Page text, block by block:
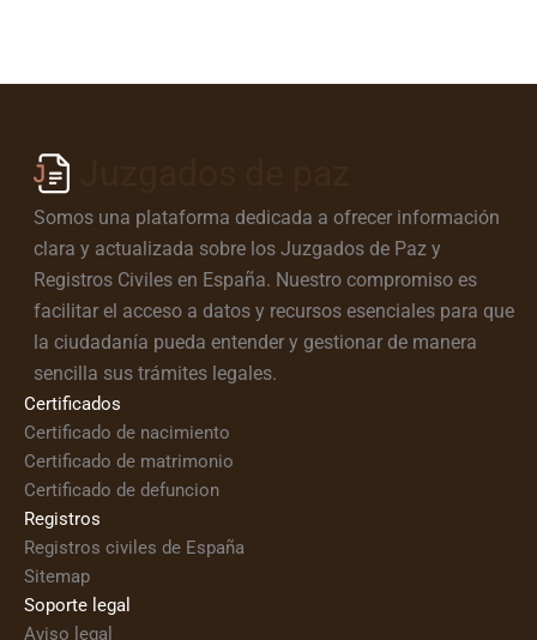
Somos una plataforma dedicada a ofrecer información
clara y actualizada sobre los Juzgados de Paz y
Registros Civiles en España. Nuestro compromiso es
facilitar el acceso a datos y recursos esenciales para que
la ciudadanía pueda entender y gestionar de manera
sencilla sus trámites legales.
Certificados
Certificado de nacimiento
Certificado de matrimonio
Certificado de defuncion
Registros
Registros civiles de España
Sitemap
Soporte legal
Aviso legal